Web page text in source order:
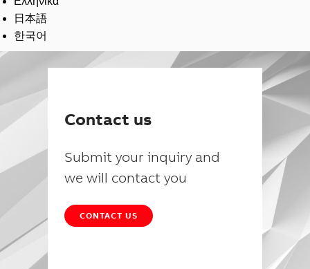
日本語
한국어
Contact us
Submit your inquiry and
we will contact you
CONTACT US